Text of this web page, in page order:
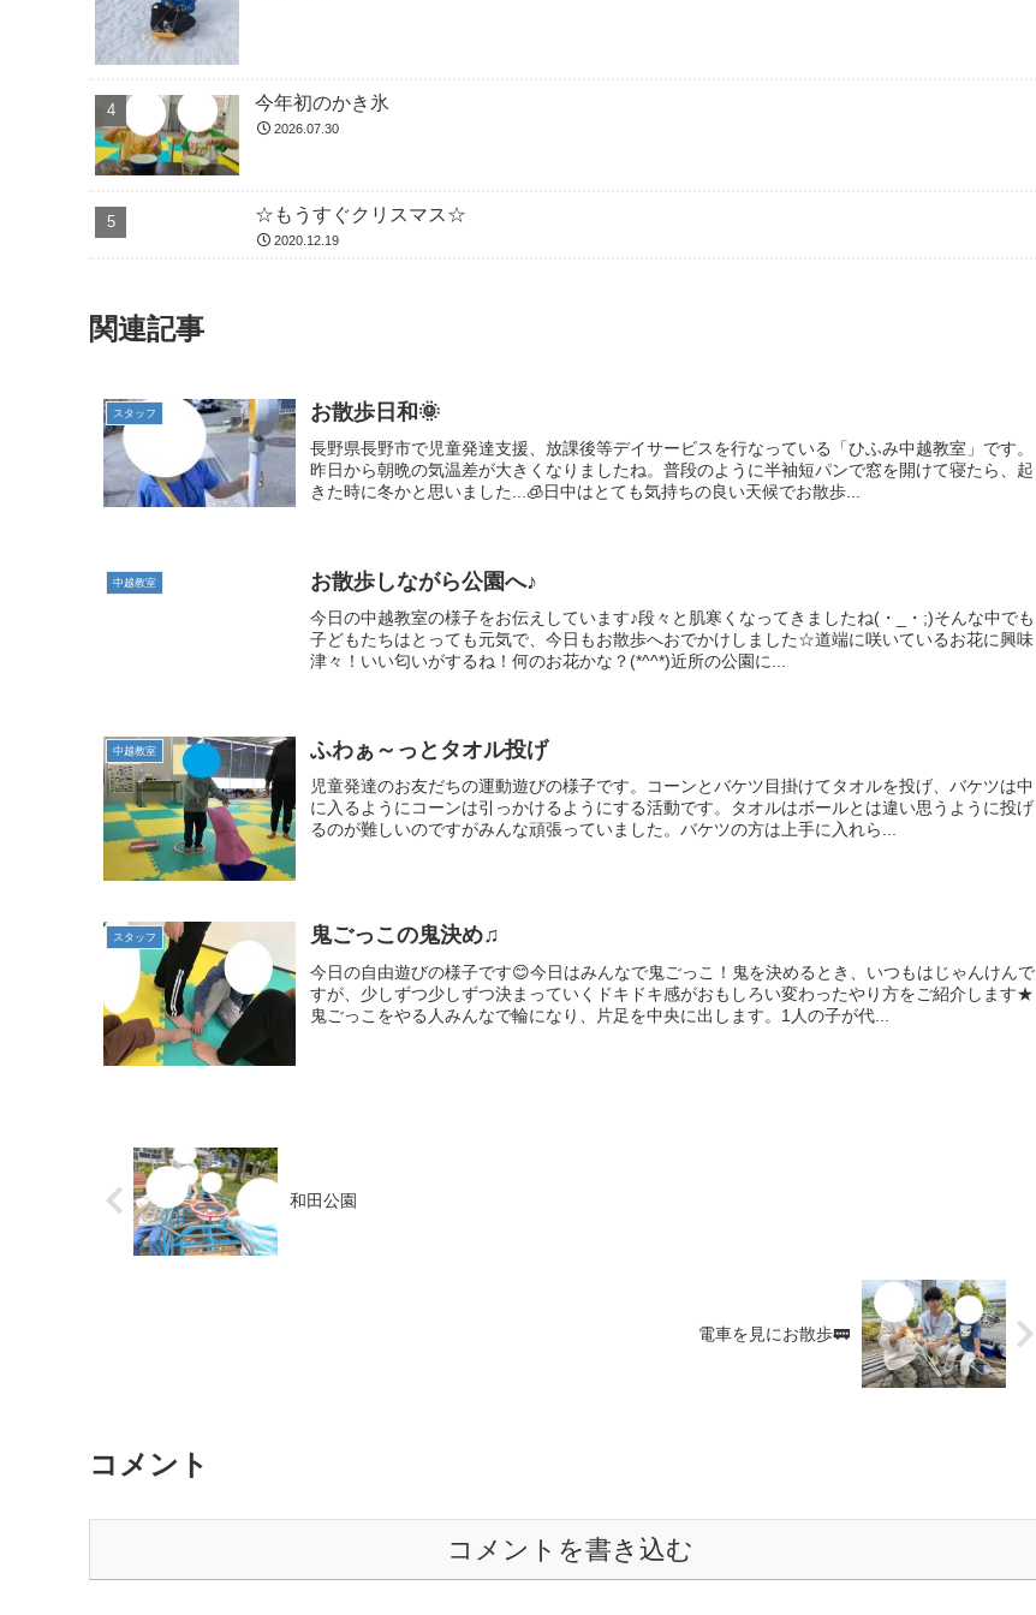
今年初のかき氷
2026.07.30
☆もうすぐクリスマス☆
2020.12.19
関連記事
スタッフ お散歩日和🌞
長野県長野市で児童発達支援、放課後等デイサービスを行なっている「ひふみ中越教室」です。
昨日から朝晩の気温差が大きくなりましたね。普段のように半袖短パンで窓を開けて寝たら、起
きた時に冬かと思いました...🧊日中はとても気持ちの良い天候でお散歩...
中越教室 お散歩しながら公園へ♪
今日の中越教室の様子をお伝えしています♪段々と肌寒くなってきましたね(・_・;)そんな中でも
子どもたちはとっても元気で、今日もお散歩へおでかけしました☆道端に咲いているお花に興味
津々！いい匂いがするね！何のお花かな？(*^^*)近所の公園に...
中越教室 ふわぁ～っとタオル投げ
児童発達のお友だちの運動遊びの様子です。コーンとバケツ目掛けてタオルを投げ、バケツは中
に入るようにコーンは引っかけるようにする活動です。タオルはボールとは違い思うように投げ
るのが難しいのですがみんな頑張っていました。バケツの方は上手に入れら...
スタッフ 鬼ごっこの鬼決め♫
今日の自由遊びの様子です😊今日はみんなで鬼ごっこ！鬼を決めるとき、いつもはじゃんけんで
すが、少しずつ少しずつ決まっていくドキドキ感がおもしろい変わったやり方をご紹介します★
鬼ごっこをやる人みんなで輪になり、片足を中央に出します。1人の子が代...
和田公園
電車を見にお散歩🚃
コメント
コメントを書き込む